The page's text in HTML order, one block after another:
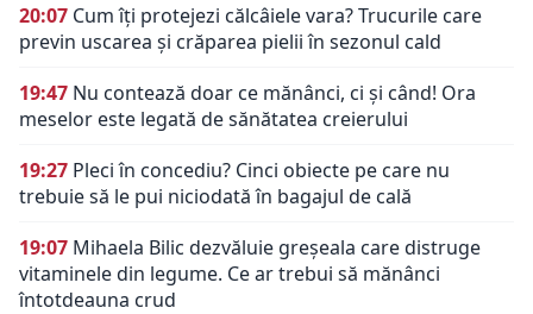
20:07 Cum îți protejezi călcâiele vara? Trucurile care
previn uscarea și crăparea pielii în sezonul cald
19:47 Nu contează doar ce mănânci, ci și când! Ora
meselor este legată de sănătatea creierului
19:27 Pleci în concediu? Cinci obiecte pe care nu
trebuie să le pui niciodată în bagajul de cală
19:07 Mihaela Bilic dezvăluie greșeala care distruge
vitaminele din legume. Ce ar trebui să mănânci
întotdeauna crud